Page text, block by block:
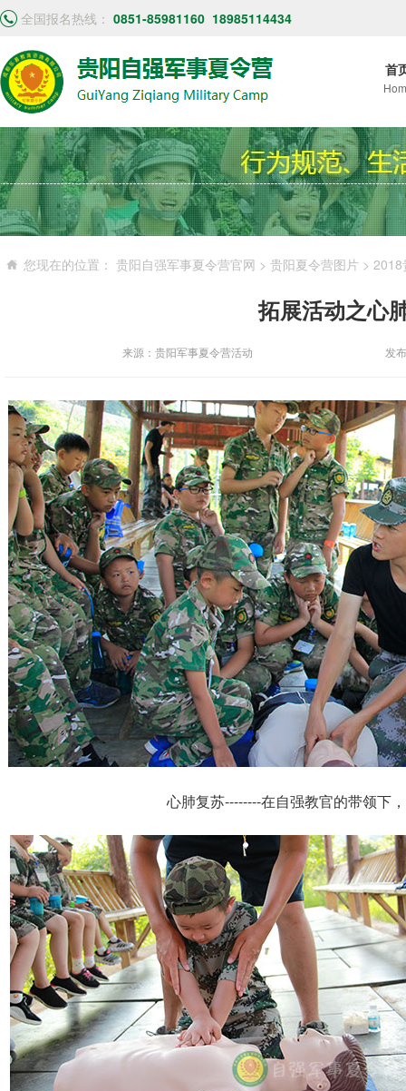
全国报名热线： 0851-85981160 18985114434
首
您现在的位置： 贵阳自强军事夏令营官网 > 贵阳夏令营图片 > 2018
拓展活动之心
来源：贵阳军事夏令营活动 发
心肺复苏--------在自强教官的带领下